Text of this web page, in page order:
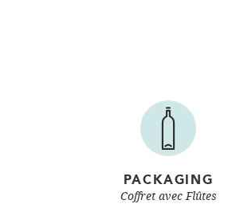
PACKAGING
Coffret avec Flûtes